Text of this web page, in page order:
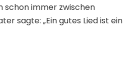
schon immer zwischen
sagte: „Ein gutes Lied ist ein